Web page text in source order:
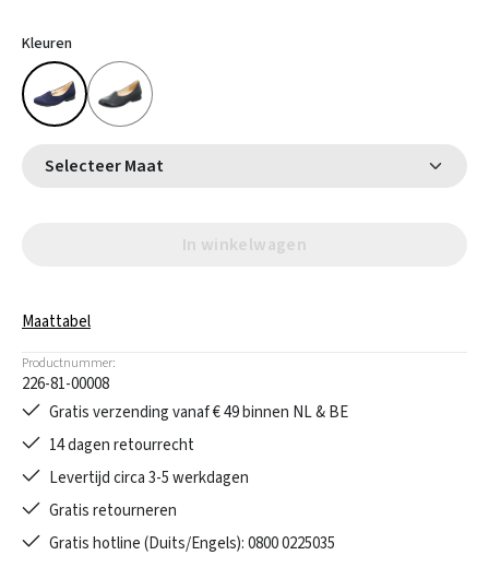
Kleuren
Selecteer Maat
In winkelwagen
Maattabel
Productnummer:
226-81-00008
Gratis verzending vanaf € 49 binnen NL & BE
14 dagen retourrecht
Levertijd circa 3-5 werkdagen
Gratis retourneren
Gratis hotline (Duits/Engels): 0800 0225035